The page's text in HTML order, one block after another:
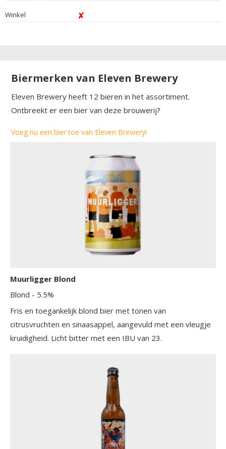
Winkel
Biermerken van Eleven Brewery
Eleven Brewery heeft 12 bieren in het assortiment.
Ontbreekt er een bier van deze brouwerij?
Voeg nu een bier toe van Eleven Brewery!
Muurligger Blond
Blond - 5.5%
Fris en toegankelijk blond bier met tonen van
citrusvruchten en sinaasappel, aangevuld met een vleugje
kruidigheid. Licht bitter met een IBU van 23.